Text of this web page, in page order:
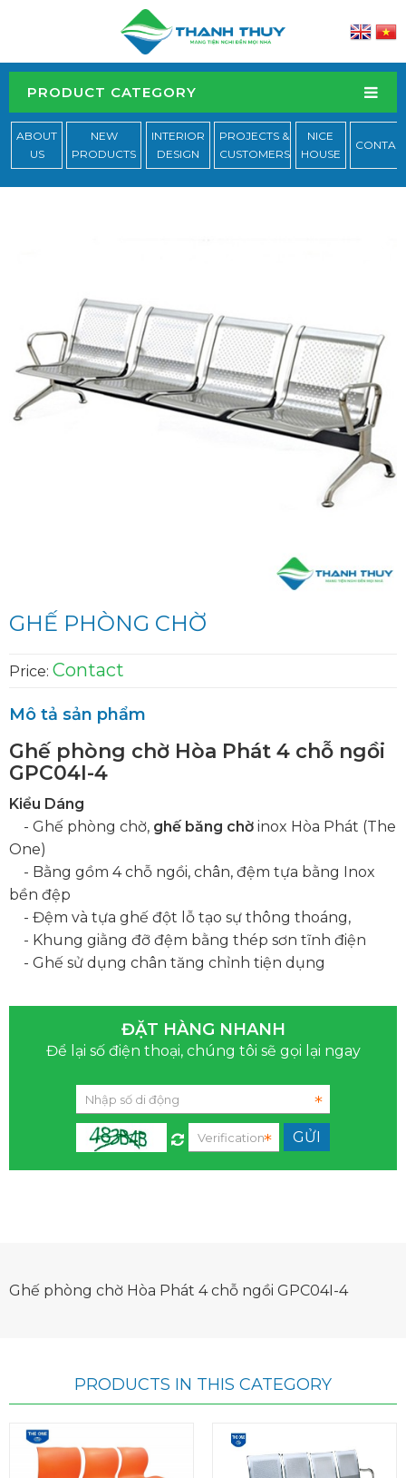
PRODUCT CATEGORY
ABOUT
US
NEW
PRODUCTS
INTERIOR
DESIGN
PROJECTS &
CUSTOMERS
NICE
HOUSE
GHẾ PHÒNG CHỜ
Price: Contact
Mô tả sản phẩm
Ghế phòng chờ Hòa Phát 4 chỗ ngồi
GPC04I-4
Kiểu Dáng
- Ghế phòng chờ, ghế băng chờ inox Hòa Phát (The
One)
- Bằng gồm 4 chỗ ngồi, chân, đệm tựa bằng Inox
bền đệp
- Đệm và tựa ghế đột lỗ tạo sự thông thoáng,
- Khung giằng đỡ đệm bằng thép sơn tĩnh điện
- Ghế sử dụng chân tăng chỉnh tiện dụng
ĐẶT HÀNG NHANH
Để lại số điện thoại, chúng tôi sẽ gọi lại ngay
Ghế phòng chờ Hòa Phát 4 chỗ ngồi GPC04I-4
PRODUCTS IN THIS CATEGORY